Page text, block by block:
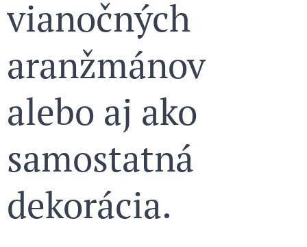
vianočných
aranžmánov
alebo aj ako
samostatná
dekorácia.